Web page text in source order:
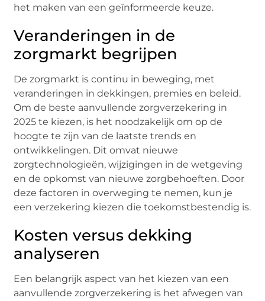
het maken van een geïnformeerde keuze.
Veranderingen in de
zorgmarkt begrijpen
De zorgmarkt is continu in beweging, met
veranderingen in dekkingen, premies en beleid.
Om de beste aanvullende zorgverzekering in
2025 te kiezen, is het noodzakelijk om op de
hoogte te zijn van de laatste trends en
ontwikkelingen. Dit omvat nieuwe
zorgtechnologieën, wijzigingen in de wetgeving
en de opkomst van nieuwe zorgbehoeften. Door
deze factoren in overweging te nemen, kun je
een verzekering kiezen die toekomstbestendig is.
Kosten versus dekking
analyseren
Een belangrijk aspect van het kiezen van een
aanvullende zorgverzekering is het afwegen van